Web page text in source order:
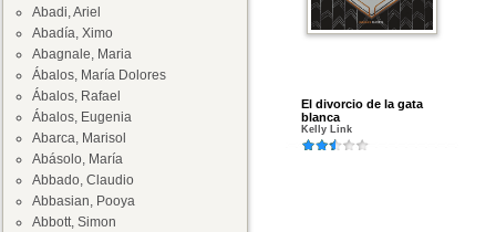
Abadi, Ariel
Abadía, Ximo
Abagnale, Maria
Ábalos, María Dolores
Ábalos, Rafael
Ábalos, Eugenia
Abarca, Marisol
Abásolo, María
Abbado, Claudio
Abbasian, Pooya
Abbott, Simon
El divorcio de la gata
blanca
Kelly Link